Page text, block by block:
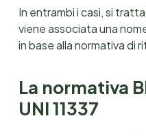
In entrambi i casi, si
viene associata una
in base alla normativa di
La normativa
UNI 11337